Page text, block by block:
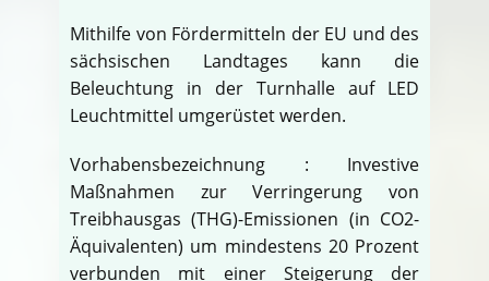
Mithilfe von Fördermitteln der EU und des
sächsischen Landtages kann die
Beleuchtung in der Turnhalle auf LED
Leuchtmittel umgerüstet werden.
Vorhabensbezeichnung : Investive
Maßnahmen zur Verringerung von
Treibhausgas (THG)-Emissionen (in CO2-
Äquivalenten) um mindestens 20 Prozent
verbunden mit einer Steigerung der